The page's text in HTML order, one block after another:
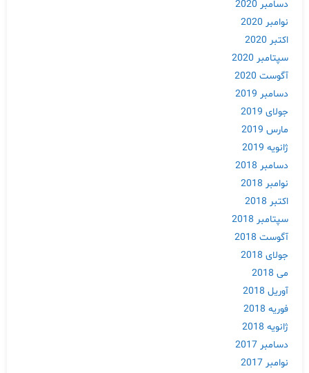
دسامبر 2020
نوامبر 2020
اکتبر 2020
سپتامبر 2020
آگوست 2020
دسامبر 2019
جولای 2019
مارس 2019
ژانویه 2019
دسامبر 2018
نوامبر 2018
اکتبر 2018
سپتامبر 2018
آگوست 2018
جولای 2018
می 2018
آوریل 2018
فوریه 2018
ژانویه 2018
دسامبر 2017
نوامبر 2017